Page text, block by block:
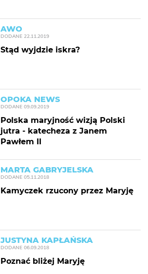
AWO
DODANE 22.11.2019
Stąd wyjdzie iskra?
OPOKA NEWS
DODANE 09.09.2019
Polska maryjność wizją Polski
jutra - katecheza z Janem
Pawłem II
MARTA GABRYJELSKA
DODANE 05.11.2018
Kamyczek rzucony przez Maryję
JUSTYNA KAPŁAŃSKA
DODANE 06.09.2018
Poznać bliżej Maryję